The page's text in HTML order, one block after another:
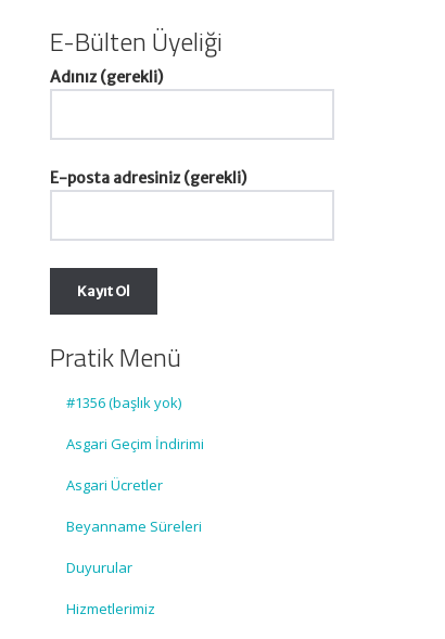
E-Bülten Üyeliği
Adınız (gerekli)
E-posta adresiniz (gerekli)
Pratik Menü
#1356 (başlık yok)
Asgari Geçim İndirimi
Asgari Ücretler
Beyanname Süreleri
Duyurular
Hizmetlerimiz